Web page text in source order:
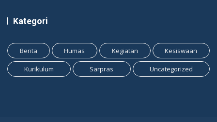
Kategori
Berita Humas Kegiatan Kesiswaan
Kurikulum Sarpras Uncategorized